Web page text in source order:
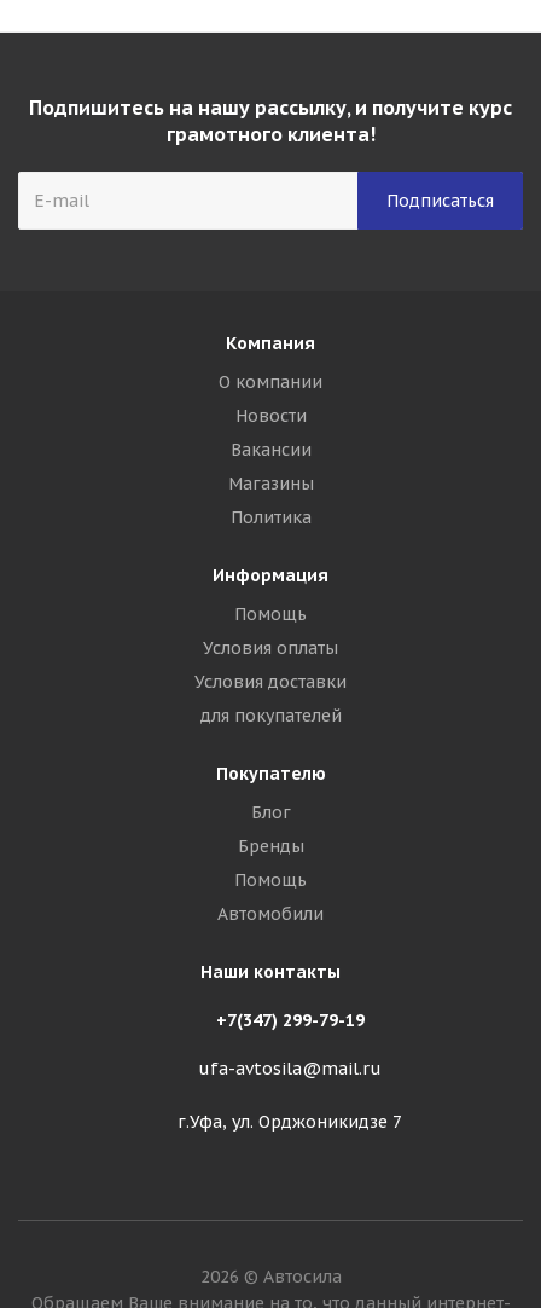
Подпишитесь на нашу рассылку, и получите курс
грамотного клиента!
Компания
О компании
Новости
Вакансии
Магазины
Политика
Информация
Помощь
Условия оплаты
Условия доставки
для покупателей
Покупателю
Блог
Бренды
Помощь
Автомобили
Наши контакты
+7(347) 299-79-19
ufa-avtosila@mail.ru
г.Уфа, ул. Орджоникидзе 7
2026 © Автосила
Обращаем Ваше внимание на то, что данный интернет-